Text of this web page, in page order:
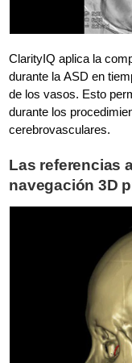
ClarityIQ aplica la
durante la ASD en
de los vasos. Esto
durante los
cerebrovasculares.
Las referencias
navegación 3D